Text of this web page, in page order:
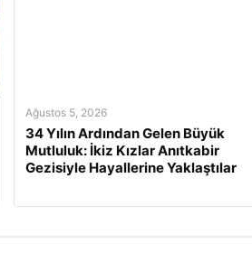
Ağustos 5, 2026
34 Yılın Ardından Gelen Büyük
Mutluluk: İkiz Kızlar Anıtkabir
Gezisiyle Hayallerine Yaklaştılar